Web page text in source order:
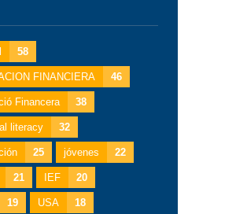
58
FINANCIERA 46
Financera 38
literacy 32
25 jóvenes 22
21 IEF 20
19 USA 18